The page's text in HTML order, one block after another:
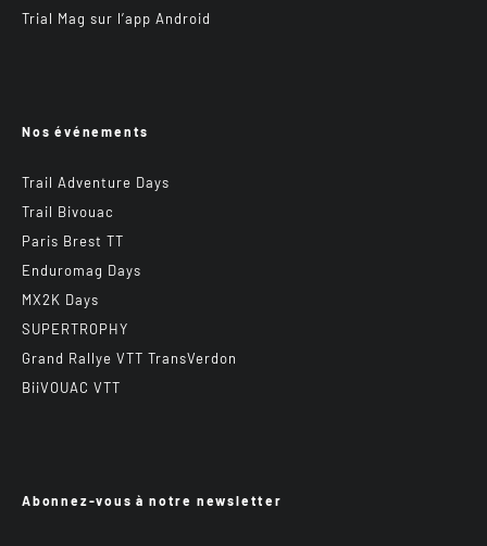
Trial Mag sur l’app Android
Nos événements
Trail Adventure Days
Trail Bivouac
Paris Brest TT
Enduromag Days
MX2K Days
SUPERTROPHY
Grand Rallye VTT TransVerdon
BiiVOUAC VTT
Abonnez-vous à notre newsletter